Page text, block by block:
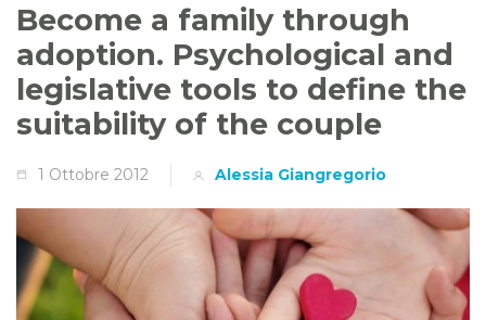
Become a family through
adoption. Psychological and
legislative tools to define the
suitability of the couple
1 Ottobre 2012 Alessia Giangregorio